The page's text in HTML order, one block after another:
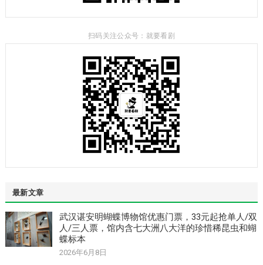
扫码关注公众号：就要看剧
最新文章
武汉谌安明蝴蝶博物馆优惠门票，33元起抢单人/双
人/三人票，馆内含七大洲八大洋的珍惜稀昆虫和蝴
蝶标本
2026年6月8日